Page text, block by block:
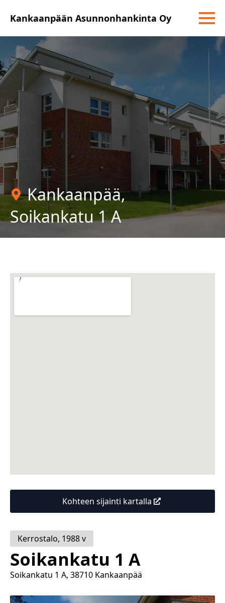
Kankaanpään Asunnonhankinta Oy
Kankaanpää,
Soikankatu 1 A
Kerrostalo, 1988v
Soikankatu 1 A
Soikankatu 1 A, 38710 Kankaanpää
Kohteen sijainti kartalla